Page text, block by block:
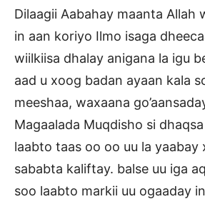
Dilaagii Aabahay maanta Allah
in aan koriyo Ilmo isaga
wiilkiisa dhalay anigana la igu
aad u xoog badan ayaan kala
meeshaa, waxaana
Magaalada Muqdisho si
laabto taas oo oo uu la yaabay
sababta kaliftay. balse uu iga
soo laabto markii uu ogaaday